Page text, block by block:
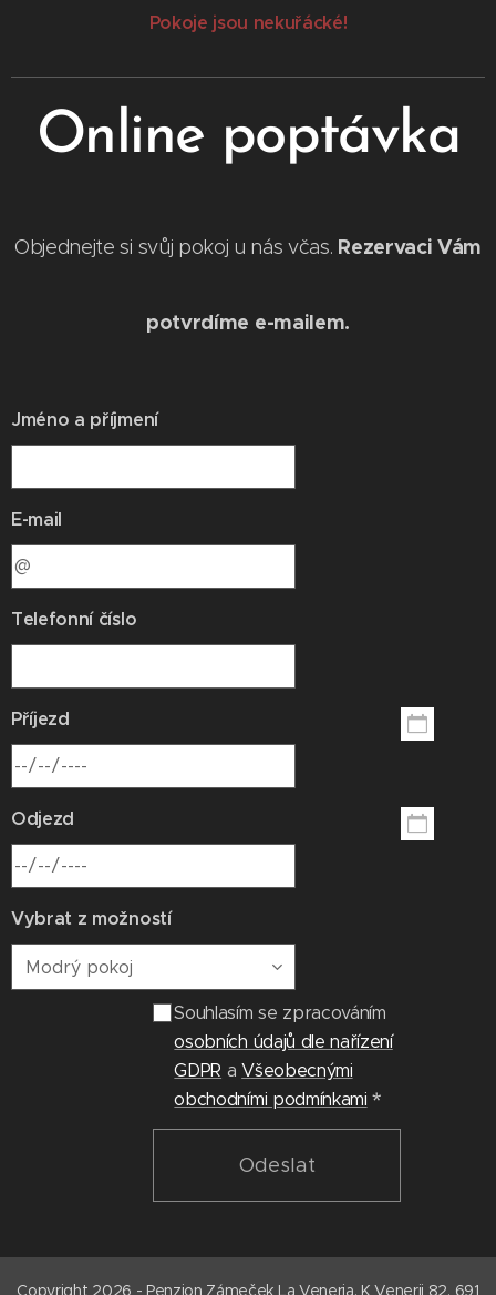
Pokoje jsou nekuřácké!
Online poptávka
Objednejte si svůj pokoj u nás včas. Rezervaci Vám
potvrdíme e-mailem.
Jméno a příjmení
E-mail
Telefonní číslo
Příjezd
Odjezd
Vybrat z možností
Souhlasím se zpracováním
osobních údajů dle nařízení
GDPR aVšeobecnými
obchodními podmínkami
Odeslat
Copyright 2026 - Penzion Zámeček La Veneria, K Venerii 82, 691